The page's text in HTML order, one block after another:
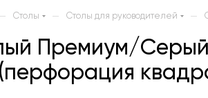
— Столы — Столы для руководителей —
Премиум/
(перфорация